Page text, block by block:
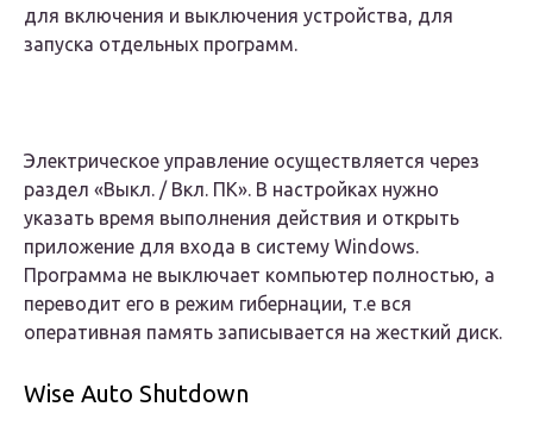
для включения и выключения устройства, для
запуска отдельных программ.
Электрическое управление осуществляется через
раздел «Выкл. / Вкл. ПК». В настройках нужно
указать время выполнения действия и открыть
приложение для входа в систему Windows.
Программа не выключает компьютер полностью, а
переводит его в режим гибернации, т.е вся
оперативная память записывается на жесткий диск.
Wise Auto Shutdown